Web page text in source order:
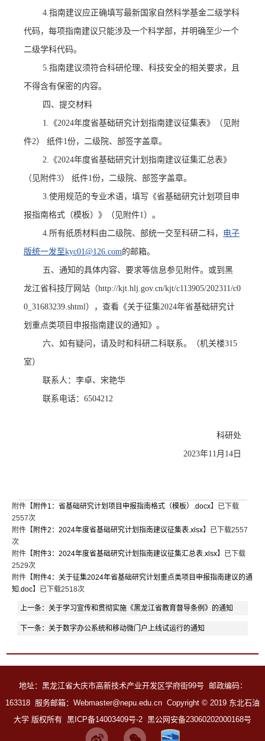
4.指南建议应正确填写最新国家自然科学基金二级学科
代码，每项指南建议只能涉及一个科学部，并明确至少一个
二级学科代码。
5.指南建议须符合科研伦理、科技安全的相关要求，且
不得含有保密的内容。
四 、提交材料
1. 《2024年度省基础研究计划指南建议征集表》 （ 见附
件2） 纸件1份，二级院、部签字盖章。
2. 《2024年度省基础研究计划指南建议征集汇总表》
（ 见附件3） 纸件1份，二级院、部签字盖章。
3.使用规范的专业术语，填写《省基础研究计划项目申
报指南格式（模板）》（见附件1）。
4.所有纸质材料由二级院、部统一交至科研二科， 电子
版统一发至kyc01@126.com的邮箱。
五、通知的具体内容、要求等信息参见附件。或到黑
龙江省科技厅网站 （http://kjt.hlj.gov.cn/kjt/c113905/202311/c0
0_31683239.shtml），查看《关于征集2024年省基础研究计
划重点类项目申报指南建议的通知》。
六、如有疑问，请及时和科研二科联系。（机关楼315
室）
联系人：李卓、宋艳华
联系电话：6504212
科研处
2023年11月 14日
附件【 附件1：省基础研究计划项目申报指南格式（模板）.docx】已下载
2557次
附件【 附件2：2024年度省基础研究计划指南建议征集表.xlsx】已下载2557
次
附件【 附件3：2024年度省基础研究计划指南建议征集汇总表.xlsx】已下载
2529次
附件【 附件4：关于征集2024年省基础研究计划重点类项目申报指南建议的通
知.doc】已下载2518次
上一条： 关于学习宣传和贯彻实施《黑龙江省教育督导条例》的通知
下一条： 关于数字办公系统和移动微门户上线试运行的通知
地址：黑龙江省大庆市高新技术产业开发区学府街99号 邮政编码：
163318 服务邮箱：Webmaster@nepu.edu.cn Copyright © 2019 东北石油
大学 版权所有 黑ICP备14003409号-2 黑公网安备23060202000168号